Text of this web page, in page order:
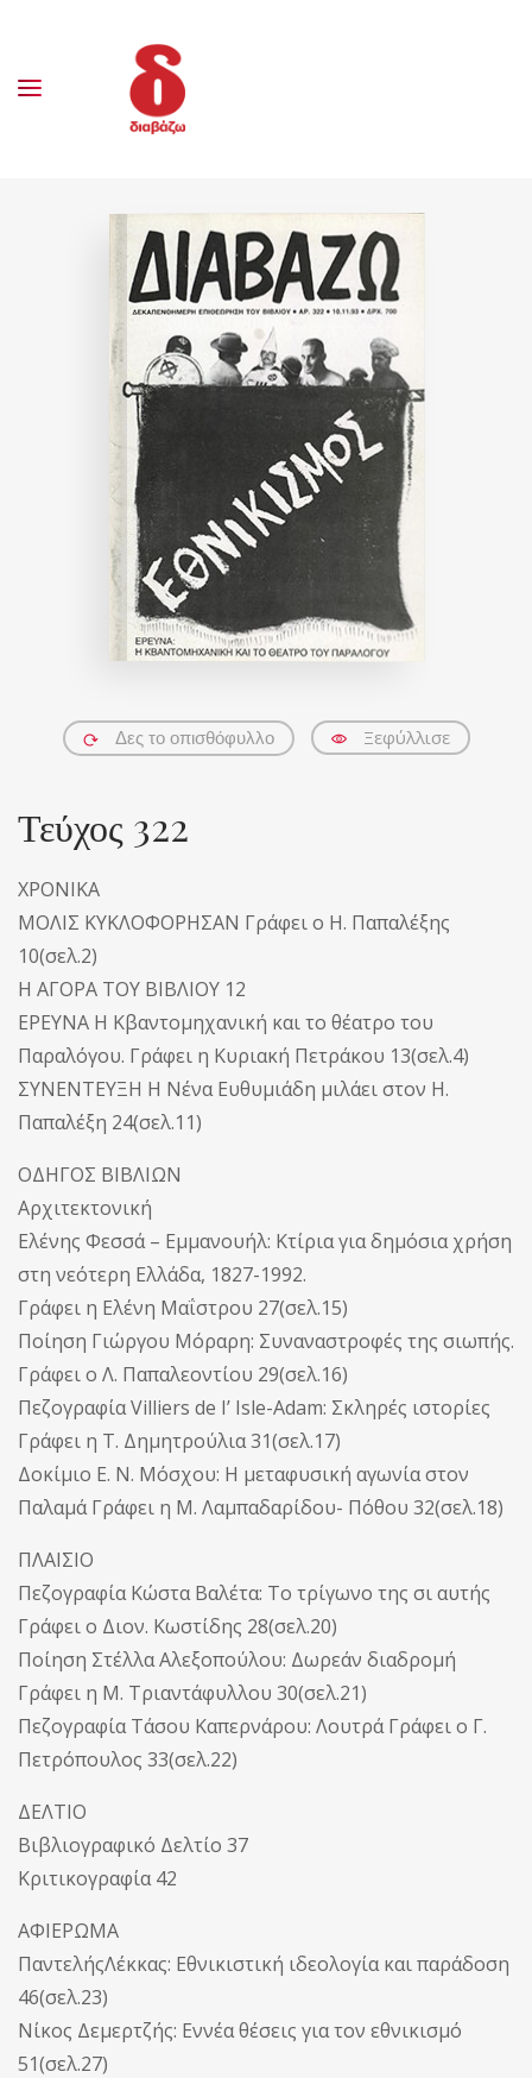
Δες το οπισθόφυλλο Ξεφύλλισε
Τεύχος 322
ΧΡΟΝΙΚΑ
ΜΟΛΙΣ ΚΥΚΛΟΦΟΡΗΣΑΝ Γράφει ο Η. Παπαλέξης
10(σελ.2)
Η ΑΓΟΡΑ ΤΟΥ ΒΙΒΛΙΟΥ 12
ΕΡΕΥΝΑ Η Κβαντομηχανική και το θέατρο του
Παραλόγου. Γράφει η Κυριακή Πετράκου 13(σελ.4)
ΣΥΝΕΝΤΕΥΞΗ Η Νένα Ευθυμιάδη μιλάει στον Η.
Παπαλέξη 24(σελ.11)
ΟΔΗΓΟΣ ΒΙΒΛΙΩΝ
Αρχιτεκτονική
Ελένης Φεσσά – Εμμανουήλ: Κτίρια για δημόσια χρήση
στη νεότερη Ελλάδα, 1827-1992.
Γράφει η Ελένη Μαΐστρου 27(σελ.15)
Ποίηση Γιώργου Μόραρη: Συναναστροφές της σιωπής.
Γράφει ο Λ. Παπαλεοντίου 29(σελ.16)
Πεζογραφία Villiers de Ι’ Isle-Adam: Σκληρές ιστορίες
Γράφει η Τ. Δημητρούλια 31(σελ.17)
Δοκίμιο Ε. Ν. Μόσχου: Η μεταφυσική αγωνία στον
Παλαμά Γράφει η Μ. Λαμπαδαρίδου- Πόθου 32(σελ.18)
ΠΛΑΙΣΙΟ
Πεζογραφία Κώστα Βαλέτα: Το τρίγωνο της σι αυτής
Γράφει ο Διον. Κωστίδης 28(σελ.20)
Ποίηση Στέλλα Αλεξοπούλου: Δωρεάν διαδρομή
Γράφει η Μ. Τριαντάφυλλου 30(σελ.21)
Πεζογραφία Τάσου Καπερνάρου: Λουτρά Γράφει ο Γ.
Πετρόπουλος 33(σελ.22)
ΔΕΛΤΙΟ
Βιβλιογραφικό Δελτίο 37
Κριτικογραφία 42
ΑΦΙΕΡΩΜΑ
ΠαντελήςΛέκκας: Εθνικιστική ιδεολογία και παράδοση
46(σελ.23)
Νίκος Δεμερτζής: Εννέα θέσεις για τον εθνικισμό
51(σελ.27)